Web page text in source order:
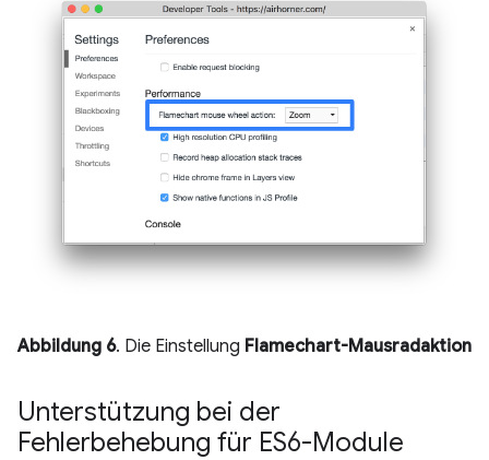
Abbildung 6. Die Einstellung Flamechart-Mausradaktion
Unterstützung bei der
Fehlerbehebung für ES6-Module